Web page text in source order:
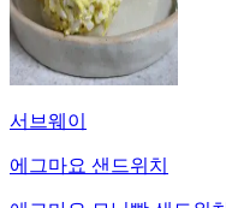
서브웨이
에그마요 샌드위치